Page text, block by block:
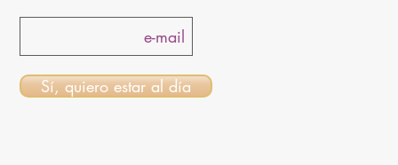
Sí, quiero estar al día